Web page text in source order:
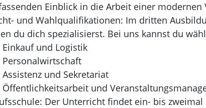
Einblick in die Arbeit einer modernen
und Wahlqualifikationen: Im dritten
du dich spezialisierst. Bei uns kannst du
Einkauf und Logistik
Personalwirtschaft
Assistenz und Sekretariat
Öffentlichkeitsarbeit und
Der Unterricht findet ein- bis